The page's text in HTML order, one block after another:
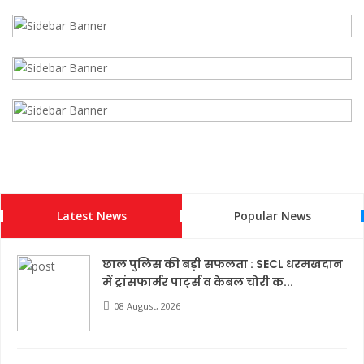
Latest News Popular News
छाल पुलिस की बड़ी सफलता : SECL धरमखदान
में ट्रांसफार्मर पार्ट्स व केबल चोरी क...
08 August, 2026